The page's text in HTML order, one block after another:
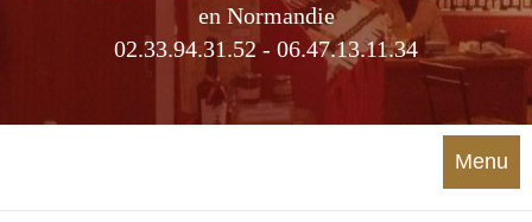
en Normandie
02.33.94.31.52 - 06.47.13.11.34
Menu